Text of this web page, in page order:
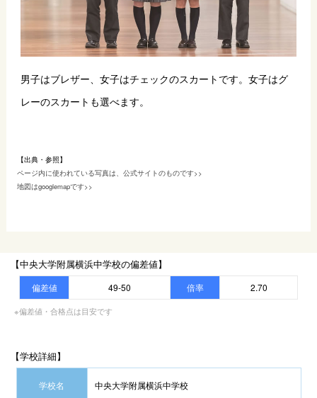
男子はブレザー、女子はチェックのスカートです。女子はグ
レーのスカートも選べます。
【出典・参照】
ページ内に使われている写真は、公式サイトのものです>>
地図はgooglemapです>>
【中央大学附属横浜中学校の偏差値】
偏差値 49-50 倍率 2.70
※偏差値・合格点は目安です
【学校詳細】
学校名 中央大学附属横浜中学校